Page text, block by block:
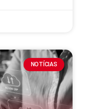
NOTÍCIAS